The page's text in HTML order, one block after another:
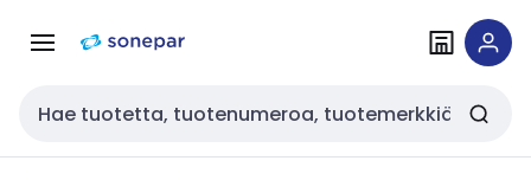
navigointiinsisältöön
Haku